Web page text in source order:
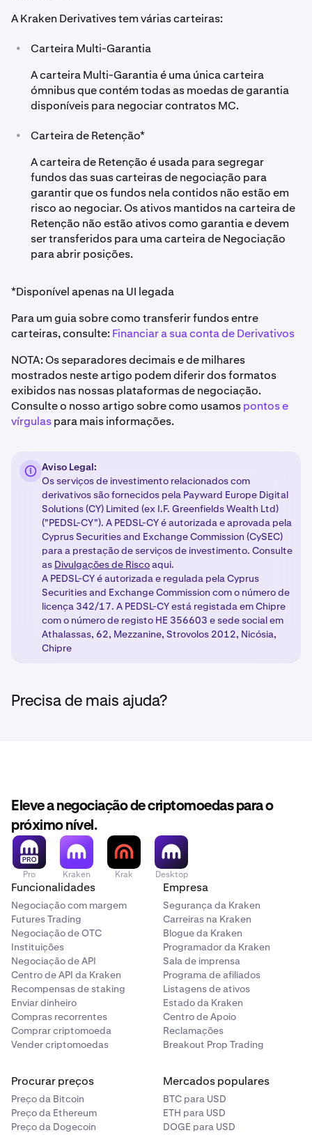
GBP/USD = 1,25, 7.760 £ ≈ 9.700 $)
- Saldo da Conta de Margem = 10.000 € EUR + 8.000
£ GBP
- Valor da Conta de Margem em USD após haircut =
10.780 $ + 9.700 $ = 20.480 $ USD
- Lucro ou Prejuízo na Moeda de Cotação = (Preço
de Saída de Derivativos - Preço de Entrada de
Derivativos) * Tamanho da Posição = (40.402 -
40.000) * 1 = 402 $ USD
Valor da carteira = 20.480 $ + 402 $ = 20.882 $ USD
Portanto, alavancagem efetiva = (40.402) / (20.882) =
1,93x
alavancagem.
A Kraken Derivatives tem várias carteiras:
•
Carteira Multi-Garantia
A carteira Multi-Garantia é uma única carteira
ómnibus que contém todas as moedas de garantia
disponíveis para negociar contratos MC.
•
Carteira de Retenção*
A carteira de Retenção é usada para segregar
fundos das suas carteiras de negociação para
garantir que os fundos nela contidos não estão em
risco ao negociar. Os ativos mantidos na carteira de
Retenção não estão ativos como garantia e devem
ser transferidos para uma carteira de Negociação
para abrir posições.
*Disponível apenas na UI legada
Para um guia sobre como transferir fundos entre
carteiras, consulte: Financiar a sua conta de Derivativos
NOTA: Os separadores decimais e de milhares
mostrados neste artigo podem diferir dos formatos
exibidos nas nossas plataformas de negociação.
Consulte o nosso artigo sobre como usamospontos e
vírgulaspara mais informações.
Aviso Legal:
Os serviços de investimento relacionados com
derivativos são fornecidos pela Payward Europe Digital
Solutions (CY) Limited (ex I.F. Greenfields Wealth Ltd)
("PEDSL-CY"). A PEDSL-CY é autorizada e aprovada pela
Cyprus Securities and Exchange Commission (CySEC)
para a prestação de serviços de investimento. Consulte
as Divulgações de Riscoaqui.
A PEDSL-CY é autorizada e regulada pela Cyprus
Securities and Exchange Commission com o número de
licença 342/17. A PEDSL-CY está registada em Chipre
com o número de registo HE 356603 e sede social em
Athalassas, 62, Mezzanine, Strovolos 2012, Nicósia,
Chipre
Precisa de mais ajuda?
Eleve a negociação de criptomoedas para o
próximo nível.
Pro Kraken Krak Desktop
Funcionalidades
Negociação com margem
Futures Trading
Negociação de OTC
Instituições
Negociação de API
Centro de API da Kraken
Recompensas de staking
Enviar dinheiro
Compras recorrentes
Comprar criptomoeda
Vender criptomoedas
Empresa
Segurança da Kraken
Carreiras na Kraken
Blogue da Kraken
Programador da Kraken
Sala de imprensa
Programa de afiliados
Listagens de ativos
Estado da Kraken
Centro de Apoio
Reclamações
Breakout Prop Trading
Procurar preços
Preço da Bitcoin
Preço da Ethereum
Preço da Dogecoin
Mercados populares
BTC para USD
ETH para USD
DOGE para USD